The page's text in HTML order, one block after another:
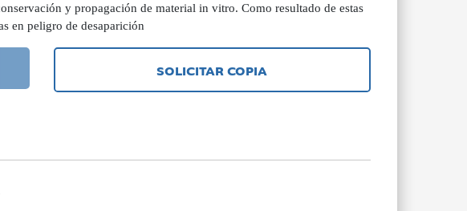
y propagación de material in vitro. Como resultado de estas
en peligro de desaparición
SOLICITAR COPIA